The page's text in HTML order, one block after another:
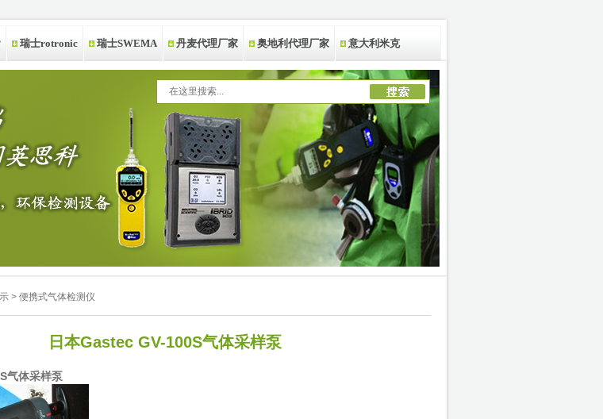
瑞士rotronic 瑞士SWEMA 丹麦代理厂家 奥地利代理厂家 意大利米克
> 便携式气体检测仪
日本Gastec GV-100S气体采样泵
气体采样泵